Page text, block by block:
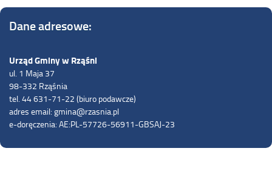
Dane adresowe:
Urząd Gminy w Rząśni
ul. 1 Maja 37
98-332 Rząśnia
tel. 44 631-71-22 (biuro podawcze)
adres email: gmina@rzasnia.pl
e-doręczenia: AE:PL-57726-56911-GBSAJ-23